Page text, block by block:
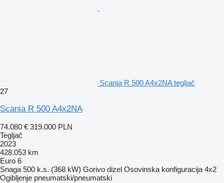
Scania R 500 A4x2NA tegljač
27
Scania R 500 A4x2NA
74.080 € 319.000 PLN
Tegljač
2023
428.053 km
Euro 6
Snaga 500 k.s. (368 kW) Gorivo dizel Osovinska konfiguracija 4x2
Ogibljenje pneumatski/pneumatski